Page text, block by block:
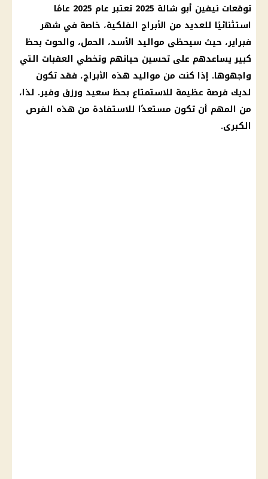
توقعات نيفين أبو شالة 2025
تعتبر عام 2025 عامًا
استثنائيًا للعديد من الأبراج الفلكية، خاصة في شهر
فبراير، حيث سيحظى مواليد الأسد، الحمل، والحوت بحظ
كبير يساعدهم على تحسين حياتهم وتخطي العقبات التي
واجهوها. إذا كنت من مواليد هذه الأبراج، فقد تكون
لديك فرصة عظيمة للاستمتاع بحظ سعيد ورزق وفير. لذا،
من المهم أن تكون مستعدًا للاستفادة من هذه الفرص
الكبرى.